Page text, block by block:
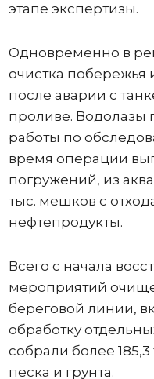
этапе экспертизы.
Одновременно в
очистка побережья
после аварии с
проливе.
работы по
время операции
погружений, из
тыс. мешков с
нефтепродукты.
Всего с начала
мероприятий
береговой линии,
обработку
собрали более 185,3
песка и грунта.